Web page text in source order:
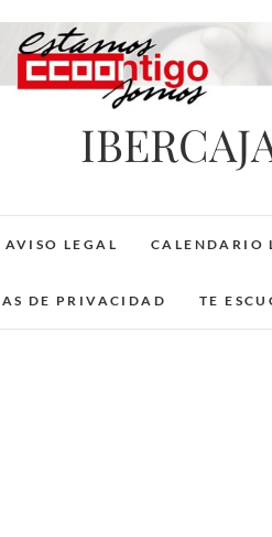
AVISO LEGAL CALENDARIO
DE PRIVACIDAD TE